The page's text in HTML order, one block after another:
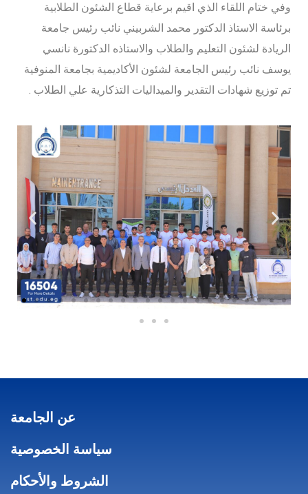
وفي ختام اللقاء الذي اقيم برعاية قطاع الشئون الطلابية
برئاسة الاستاذ الدكتور محمد الشربيني نائب رئيس جامعة
الريادة لشئون التعليم والطلاب والاستاذه الدكتورة نانسي
يوسف نائب رئيس الجامعة لشئون الأكاديمية بجامعة المنوفية
تم توزيع شهادات التقدير والميداليات التذكارية علي الطلاب .
عن الجامعة
سياسة الخصوصية
الشروط والأحكام